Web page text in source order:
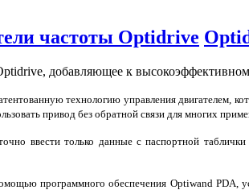
частоты Optidrive
добавляющее к
технологию управления двигателем,
привод без обратной связи для многих
ввести только данные с паспортной
программного обеспечения Optiwand PDA,